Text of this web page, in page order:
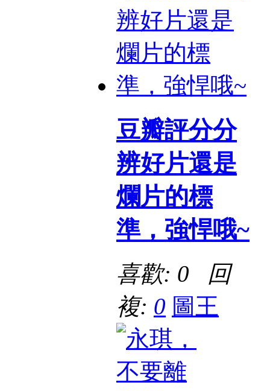
豆瓣評分分
辨好片還是
爛片的標
準，強悍哦~
喜歡: 0 回
複: 0 圖王